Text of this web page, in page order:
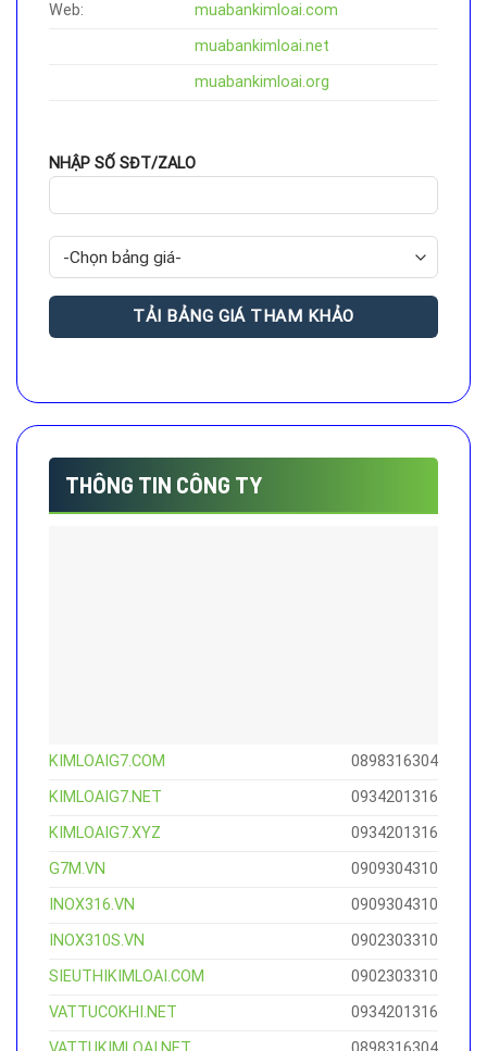
Web:
muabankimloai.com
muabankimloai.net
muabankimloai.org
NHẬP SỐ SĐT/ZALO
THÔNG TIN CÔNG TY
KIMLOAIG7.COM
0898316304
KIMLOAIG7.NET
0934201316
KIMLOAIG7.XYZ
0934201316
G7M.VN
0909304310
INOX316.VN
0909304310
INOX310S.VN
0902303310
SIEUTHIKIMLOAI.COM
0902303310
VATTUCOKHI.NET
0934201316